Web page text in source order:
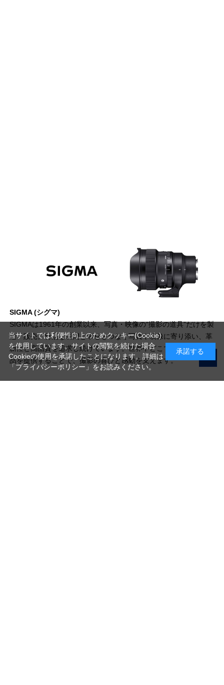
SIGMA (シグマ)
SIGMAは1961年の創業以来、写真・映像の“撮影の道具”だけを製
造・販売。特別な瞬間と幸せをつなぐ写真や映像に寄り添い、革
新性と高品質を追求し続けています。世界中どこでも楽しめる製
品を提供することで、撮影の喜びと感動を支えます。
当サイトでは利便性向上のためクッキー(Cookie)
を使用しています。サイトの閲覧を続けた場合
Cookieの使用を承諾したことになります。詳細は
「プライバシーポリシー」 をお読みください。
承諾する